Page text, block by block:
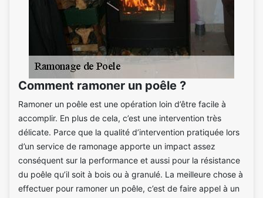
Comment ramoner un poêle ?
Ramoner un poêle est une opération loin d’être facile à
accomplir. En plus de cela, c’est une intervention très
délicate. Parce que la qualité d’intervention pratiquée lors
d’un service de ramonage apporte un impact assez
conséquent sur la performance et aussi pour la résistance
du poêle qu’il soit à bois ou à granulé. La meilleure chose à
effectuer pour ramoner un poêle, c’est de faire appel à un